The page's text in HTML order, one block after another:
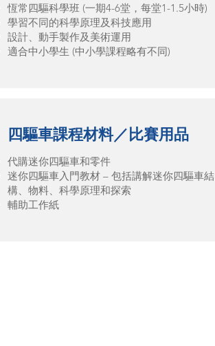
恆常四驅科學班 (一期4-6堂，每堂1-1.5小時)
學習不同的科學原理及科技應用
設計、動手製作及美術運用
適合中小學生 (中小學課程略有不同)
四驅車課程材料／比賽用品
代購迷你四驅車和零件
迷你四驅車入門教材 – 包括講解迷你四驅車結
構、物料、科學原理和探索
輔助工作紙